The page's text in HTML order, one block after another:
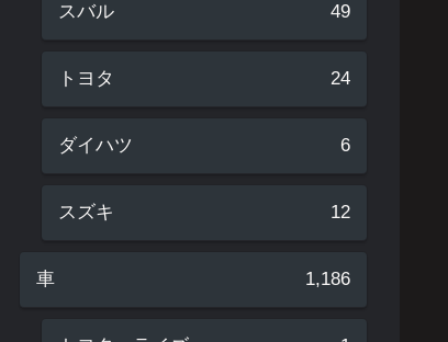
スバル 49
トヨタ 24
ダイハツ 6
スズキ 12
車 1,186